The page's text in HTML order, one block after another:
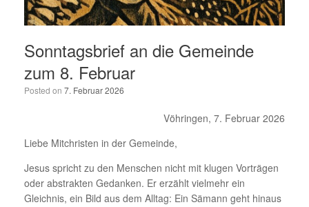
Sonntagsbrief an die Gemeinde
zum 8. Februar
Posted on 7. Februar 2026
Vöhringen, 7. Februar 2026
Liebe Mitchristen in der Gemeinde,
Jesus spricht zu den Menschen nicht mit klugen Vorträgen
oder abstrakten Gedanken. Er erzählt vielmehr ein
Gleichnis, ein Bild aus dem Alltag: Ein Sämann geht hinaus